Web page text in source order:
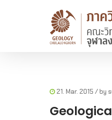
21. Mar. 2015 / by